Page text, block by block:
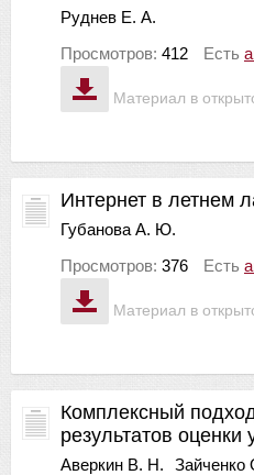
Материал в
Руднев Е. А.
Просмотров: 412 Есть
Материал в
Интернет в летнем
Губанова А. Ю.
Просмотров: 376 Есть
Комплексный
результатов
Аверкин В. Н.